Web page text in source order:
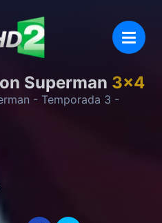
Superman 3x4
- Temporada 3 -